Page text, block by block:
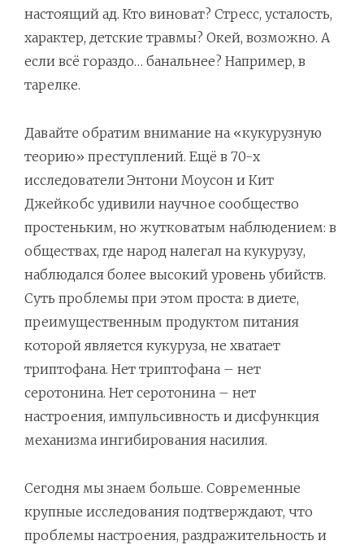
настоящий ад. Кто виноват? Стресс, усталость,
характер, детские травмы? Окей, возможно. А
если всё гораздо… банальнее? Например, в
тарелке.
Давайте обратим внимание на «кукурузную
теорию» преступлений. Ещё в 70-х
исследователи Энтони Моусон и Кит
Джейкобс удивили научное сообщество
простеньким, но жутковатым наблюдением: в
обществах, где народ налегал на кукурузу,
наблюдался более высокий уровень убийств.
Суть проблемы при этом проста: в диете,
преимущественным продуктом питания
которой является кукуруза, не хватает
триптофана. Нет триптофана – нет
серотонина. Нет серотонина – нет
настроения, импульсивность и дисфункция
механизма ингибирования насилия.
Сегодня мы знаем больше. Современные
крупные исследования подтверждают, что
проблемы настроения, раздражительность и